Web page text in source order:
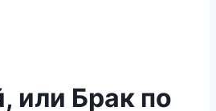
или Брак по